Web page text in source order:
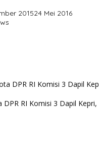
201524 Mei 2016
DPR RI Komisi 3 Dapil